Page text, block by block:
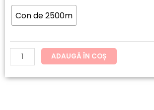
Con de 2500m
ADAUGĂ ÎN COȘ